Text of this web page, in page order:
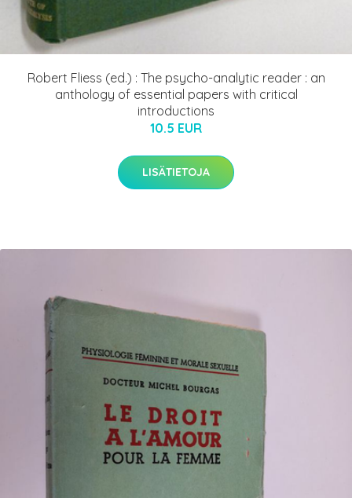
Robert Fliess (ed.) : The psycho-analytic reader : an
anthology of essential papers with critical
introductions
10.5 EUR
LISÄTIETOJA